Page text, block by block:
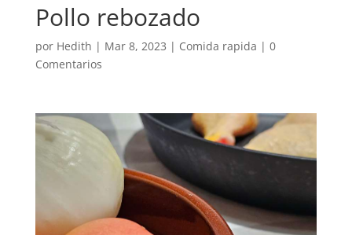
Pollo rebozado
por Hedith | Mar 8, 2023 | Comida rapida | 0
Comentarios